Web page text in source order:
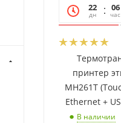
22
дн
06
час
принтер
MH261T
Ethernet +
В наличии